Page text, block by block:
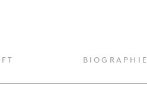
BIOGRAPHIE